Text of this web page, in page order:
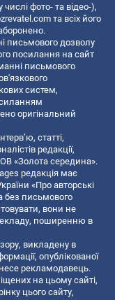
фото- та відео-),
та всіх його
письмового дозволу
посилання на сайт
письмового
систем,
оригінальний
статті,
редакції,
«Золота середина».
редакція має
«Про авторські
без письмового
вони не
поширенню в
викладену в
опублікованої
рекламодавець.
на цьому сайті,
цього сайту,